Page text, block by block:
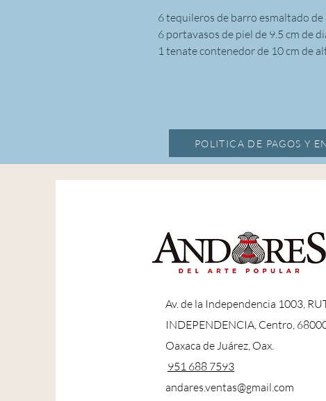
6 tequileros de barro esmaltado
6 portavasos de piel de 9.5 cm de
1 tenate contenedor de 10 cm de
POLITICA DE PAGOS Y
Av. de la Independencia 1003,
INDEPENDENCIA, Centro,
Oaxaca de Juárez, Oax.
951 688 7593
andares.ventas@gmail.com